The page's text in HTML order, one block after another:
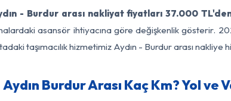
- Burdur arası nakliyat fiyatları 37.000
asansör ihtiyacına göre değişkenlik gösterir.
taşımacılık hizmetimiz Aydın - Burdur arası nakliye
Aydın Burdur Arası Kaç Km? Yol ve